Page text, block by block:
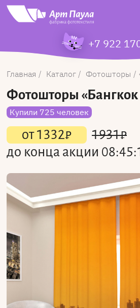
+7 922
Главная Каталог Фотошторы
Фотошторы «Бангкок
Купили 725 человек
от1332₽ 1931₽
до конца акции